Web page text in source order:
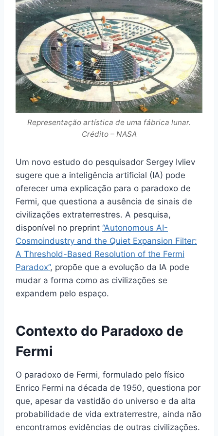
Representação artística de uma fábrica lunar.
Crédito – NASA
Um novo estudo do pesquisador Sergey Ivliev
sugere que a inteligência artificial (IA) pode
oferecer uma explicação para o paradoxo de
Fermi, que questiona a ausência de sinais de
civilizações extraterrestres. A pesquisa,
disponível no preprint “Autonomous AI-
Cosmoindustry and the Quiet Expansion Filter:
A Threshold-Based Resolution of the Fermi
Paradox”, propõe que a evolução da IA pode
mudar a forma como as civilizações se
expandem pelo espaço.
Contexto do Paradoxo de
Fermi
O paradoxo de Fermi, formulado pelo físico
Enrico Fermi na década de 1950, questiona por
que, apesar da vastidão do universo e da alta
probabilidade de vida extraterrestre, ainda não
encontramos evidências de outras civilizações.